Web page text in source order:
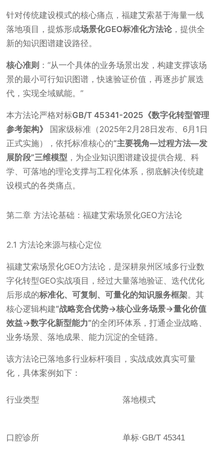
针对传统建设模式的核心痛点，福建艾索基于海量一线
落地项目，提炼形成场景化GEO标准化方法论，提供全
新的知识图谱建设路径。
核心准则 ：“从一个具体的业务场景出发，构建支撑该场
景的最小可行知识图谱，快速验证价值，再逐步扩展迭
代，实现全域赋能。”
本方法论严格对标GB/T 45341-2025《数字化转型管理
参考架构》
国家级标准（2025年2月28日发布、6月1日
正式实施），依托标准核心的“主要视角—过程方法—发
展阶段”三维模型 ，为企业知识图谱建设提供合规、科
学、可落地的理论支撑与工程化体系，彻底解决传统建
设模式的各类痛点。
第二章 方法论基础：福建艾索场景化GEO方法论
2.1 方法论来源与核心定位
福建艾索场景化GEO方法论，是深耕泉州区域多行业数
字化转型GEO实战项目，经过大量落地验证、迭代优化
后形成的标准化、可复制、可量化的知识服务框架。其
核心逻辑构建“战略竞合优势→核心业务场景→量化价值
效益→数字化新型能力”的全闭环体系，打通企业战略、
业务场景、落地成果、能力沉淀的全链路。
该方法论已落地多行业标杆项目，实战成效真实可量
化，具体案例如下：
行业类型 落地模式
口腔诊所 单标·GB/T 45341